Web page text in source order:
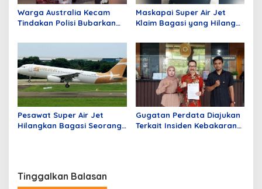
Warga Australia Kecam
Tindakan Polisi Bubarkan
Maskapai Super Air Jet
Klaim Bagasi yang Hilang
Tujuan Gratis
Pesawat Super Air Jet
Hilangkan Bagasi Seorang
Gugatan Perdata Diajukan
Terkait Insiden Kebakaran
Tinggalkan Balasan